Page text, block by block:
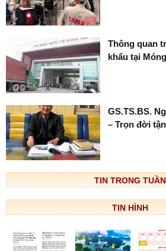
Thông quan
khẩu tại
GS.TS.BS.
– Trọn đời
TIN TRONG TUẦN
TIN HÌNH